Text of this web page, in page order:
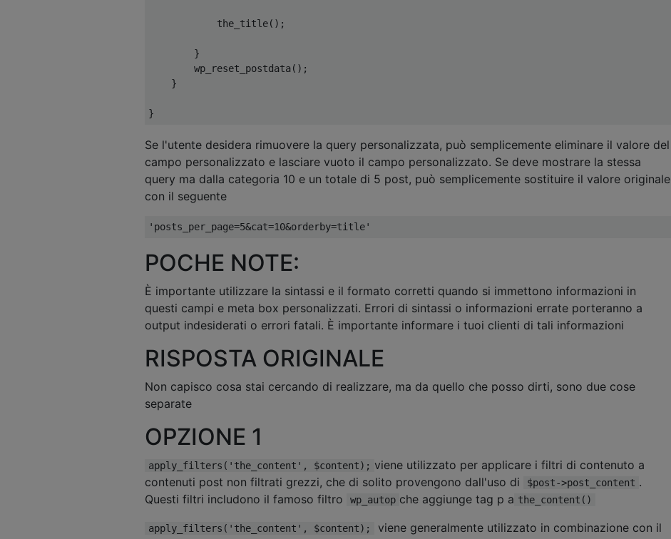
            the_title
();
}
        wp_reset_postdata
();
}
}
Se l'utente desidera rimuovere la query personalizzata, può semplicemente eliminare il valore del
campo personalizzato e lasciare vuoto il campo personalizzato. Se deve mostrare la stessa
query ma dalla categoria 10 e un totale di 5 post, può semplicemente sostituire il valore originale
con il seguente
'posts_per_page=5&cat=10&orderby=title'
POCHE NOTE:
È importante utilizzare la sintassi e il formato corretti quando si immettono informazioni in
questi campi e meta box personalizzati. Errori di sintassi o informazioni errate porteranno a
output indesiderati o errori fatali. È importante informare i tuoi clienti di tali informazioni
RISPOSTA ORIGINALE
Non capisco cosa stai cercando di realizzare, ma da quello che posso dirti, sono due cose
separate
OPZIONE 1
apply_filters('the_content', $content); viene utilizzato per applicare i filtri di contenuto a
contenuti post non filtrati grezzi, che di solito provengono dall'uso di
$post->post_content .
Questi filtri includono il famoso filtro
wp_autop che aggiunge tag p a the_content()
apply_filters('the_content', $content);
viene generalmente utilizzato in combinazione con il